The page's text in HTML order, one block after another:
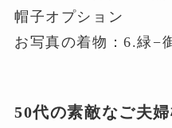
帽子オプション
お写真の着物：6.緑−
50代の素敵なご夫